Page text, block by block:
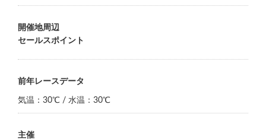
開催地周辺
セールスポイント
前年レースデータ
気温：30℃ / 水温：30℃
主催